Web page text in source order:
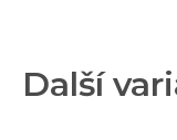
Další